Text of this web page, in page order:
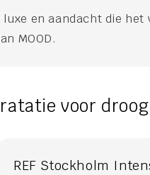
en aandacht die
MOOD.
voor
REF Stockholm